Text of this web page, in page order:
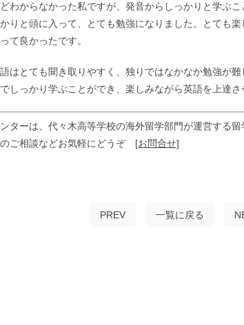
わからなかった私ですが、発音からしっかりと学ぶ
りと頭に入って、とても勉強になりました。とても
て良かったです。
はとても聞き取りやすく、独りではなかなか勉強が
しっかり学ぶことができ、楽しみながら英語を上達さ
ターは、代々木高等学校の海外留学部門が運営する留
ご相談などお気軽にどうぞ [お問合せ]
PREV 一覧に戻る